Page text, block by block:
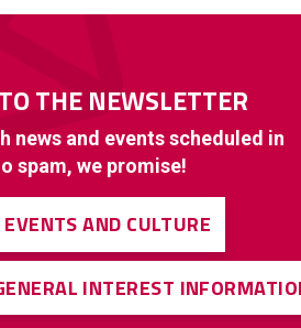
THE NEWSLETTER
news and events scheduled in
spam, we promise!
EVENTS AND CULTURE
INTEREST